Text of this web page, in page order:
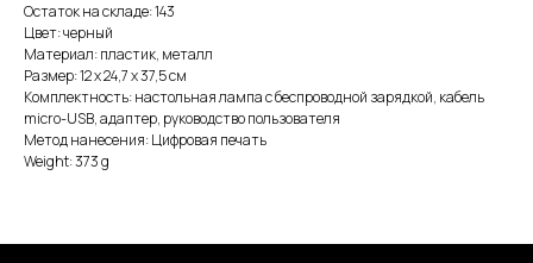
Остаток на складе: 143
Цвет: черный
Материал: пластик, металл
Размер: 12 х 24,7 х 37,5 см
Комплектность: настольная лампа с беспроводной зарядкой, кабель
micro-USB, адаптер, руководство пользователя
Метод нанесения: Цифровая печать
Weight: 373 g